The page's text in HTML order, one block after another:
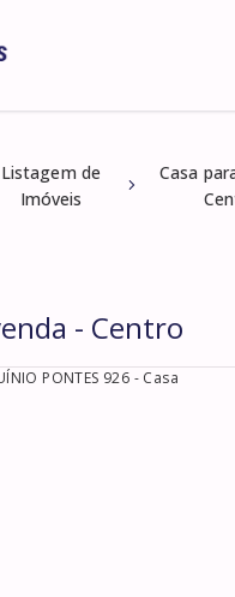
Listagem de
Imóveis
Casa
- Centro
PONTES 926 - Casa